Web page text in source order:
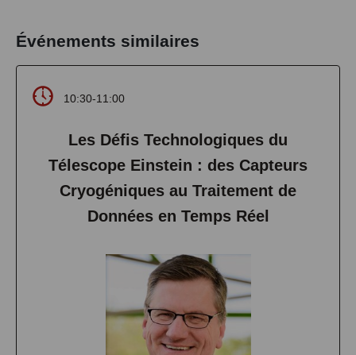
Événements similaires
10:30-11:00
Les Défis Technologiques du
Télescope Einstein : des Capteurs
Cryogéniques au Traitement de
Données en Temps Réel